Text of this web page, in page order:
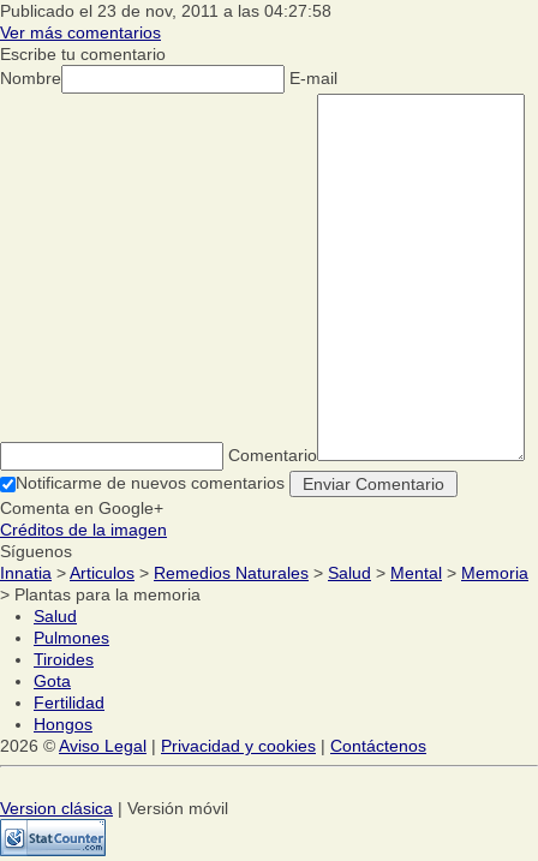
Publicado el 23 de nov, 2011 a las 04:27:58
Ver más comentarios
Escribe tu comentario
Nombre
E-mail
Comentario
Notificarme de nuevos comentarios
Comenta en Google+
Créditos de la imagen
Síguenos
Innatia >Articulos > Remedios Naturales > Salud > Mental > Memoria
> Plantas para la memoria
Salud
Pulmones
Tiroides
Gota
Fertilidad
Hongos
2026 ©Aviso Legal | Privacidad y cookies | Contáctenos
Version clásica | Versión móvil